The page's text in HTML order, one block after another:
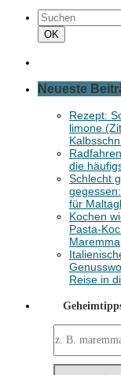
Suchen
nach:
Suchen
OK
Neueste
Rezept:
limone
die
Schlecht
für
Kochen
Pasta-
Reise in